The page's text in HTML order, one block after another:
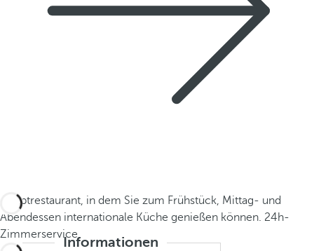
Hauptrestaurant, in dem Sie zum Frühstück, Mittag- und
Abendessen internationale Küche genießen können. 24h-
Zimmerservice.Informationen